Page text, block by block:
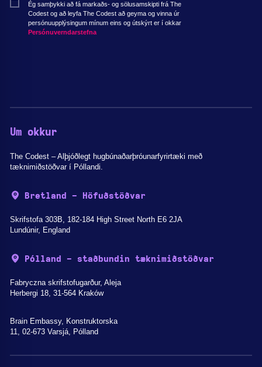
Ég samþykki að fá markaðs- og sölusamskipti frá The
Codest og að leyfa The Codest að geyma og vinna úr
persónuupplýsingum mínum eins og útskýrt er í okkar
Persónuverndarstefna
Um okkur
The Codest – Alþjóðlegt hugbúnaðarþróunarfyrirtæki með
tæknimiðstöðvar í Póllandi.
Bretland - Höfuðstöðvar
Skrifstofa 303B, 182-184 High Street North E6 2JA
Lundúnir, England
Pólland - staðbundin tæknimiðstöðvar
Fabryczna skrifstofugarður, Aleja
Herbergi 18, 31-564 Kraków
Brain Embassy, Konstruktorska
11, 02-673 Varsjá, Pólland